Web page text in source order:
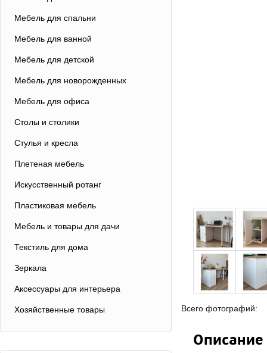
Мебель для спальни
Мебель для ванной
Мебель для детской
Мебель для новорожденных
Мебель для офиса
Столы и столики
Стулья и кресла
Плетеная мебель
Искусственный ротанг
Пластиковая мебель
Мебель и товары для дачи
Текстиль для дома
Зеркала
Аксессуары для интерьера
Хозяйственные товары Всего фотографий:
Описание